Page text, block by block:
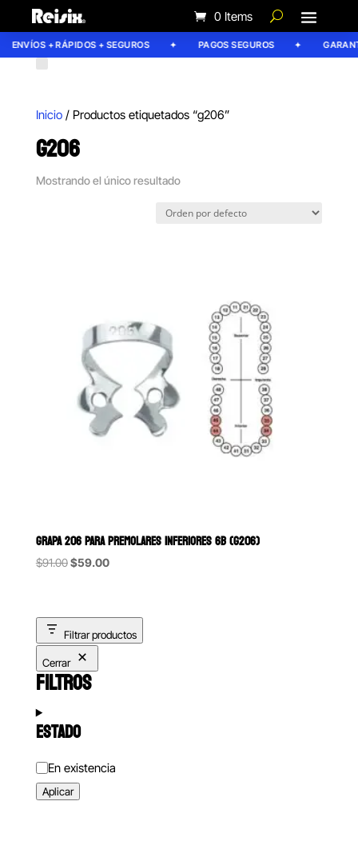
0 Items
ENVÍOS + RÁPIDOS + SEGUROS PAGOS SEGUROS
Inicio/ Productos etiquetados “g206”
G206
Mostrando el único resultado
GRAPA 206 PARA PREMOLARES INFERIORES 6B (G206)
$91.00Original
$91.00.
$59.00Current
$59.00.
Filtrar productos
Cerrar
FILTROS
ESTADO
Estado
En existencia
Aplicar